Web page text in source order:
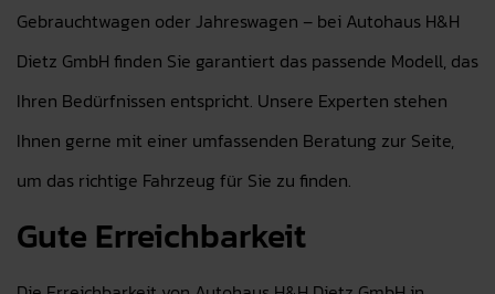
Gebrauchtwagen oder Jahreswagen – bei Autohaus H&H
Dietz GmbH finden Sie garantiert das passende Modell, das
Ihren Bedürfnissen entspricht. Unsere Experten stehen
Ihnen gerne mit einer umfassenden Beratung zur Seite,
um das richtige Fahrzeug für Sie zu finden.
Gute Erreichbarkeit